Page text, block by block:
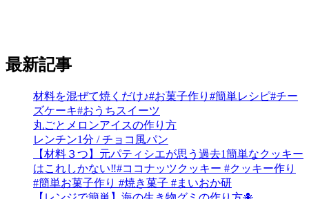
最新記事
材料を混ぜて焼くだけ♪#お菓子作り#簡単レシピ#チー
ズケーキ#おうちスイーツ
丸ごとメロンアイスの作り方
レンチン1分 / チョコ風パン
【材料３つ】元パティシエが思う過去1簡単なクッキー
はこれしかない‼︎#ココナッツクッキー #クッキー作り
#簡単お菓子作り #焼き菓子 #まいおか研